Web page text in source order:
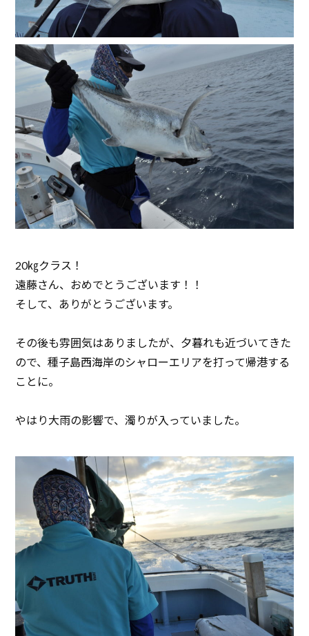
20㎏クラス！
遠藤さん、おめでとうございます！！
そして、ありがとうございます。
その後も雰囲気はありましたが、夕暮れも近づいてきた
ので、種子島西海岸のシャローエリアを打って帰港する
ことに。
やはり大雨の影響で、濁りが入っていました。